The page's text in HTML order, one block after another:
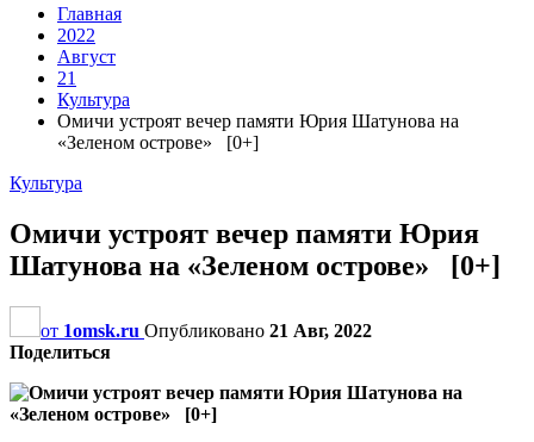
Главная
2022
Август
21
Культура
Омичи устроят вечер памяти Юрия Шатунова на
«Зеленом острове» [0+]
Культура
Омичи устроят вечер памяти Юрия
Шатунова на «Зеленом острове» [0+]
от 1omsk.ru Опубликовано 21 Авг, 2022
Поделиться